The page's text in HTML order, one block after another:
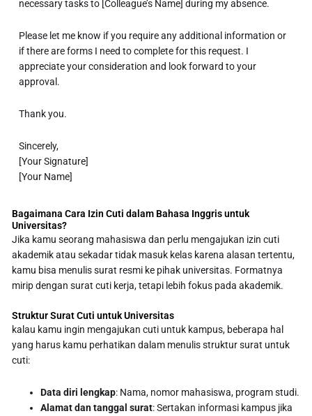
necessary tasks to [Colleague’s Name] during my absence.
Please let me know if you require any additional information or
if there are forms I need to complete for this request. I
appreciate your consideration and look forward to your
approval.
Thank you.
Sincerely,
[Your Signature]
[Your Name]
Bagaimana Cara Izin Cuti dalam Bahasa Inggris untuk
Universitas?
Jika kamu seorang mahasiswa dan perlu mengajukan izin cuti
akademik atau sekadar tidak masuk kelas karena alasan tertentu,
kamu bisa menulis surat resmi ke pihak universitas. Formatnya
mirip dengan surat cuti kerja, tetapi lebih fokus pada akademik.
Struktur Surat Cuti untuk Universitas
kalau kamu ingin mengajukan cuti untuk kampus, beberapa hal
yang harus kamu perhatikan dalam menulis struktur surat untuk
cuti:
Data diri lengkap: Nama, nomor mahasiswa, program studi.
Alamat dan tanggal surat: Sertakan informasi kampus jika